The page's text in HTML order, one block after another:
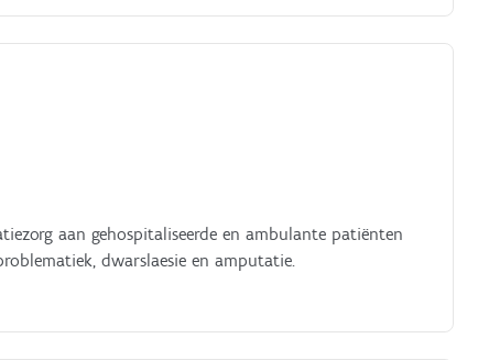
aan gehospitaliseerde en ambulante patiënten
dwarslaesie en amputatie.